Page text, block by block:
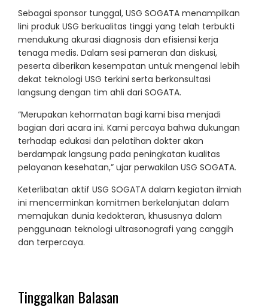
Sebagai sponsor tunggal, USG SOGATA menampilkan
lini produk USG berkualitas tinggi yang telah terbukti
mendukung akurasi diagnosis dan efisiensi kerja
tenaga medis. Dalam sesi pameran dan diskusi,
peserta diberikan kesempatan untuk mengenal lebih
dekat teknologi USG terkini serta berkonsultasi
langsung dengan tim ahli dari SOGATA.
“Merupakan kehormatan bagi kami bisa menjadi
bagian dari acara ini. Kami percaya bahwa dukungan
terhadap edukasi dan pelatihan dokter akan
berdampak langsung pada peningkatan kualitas
pelayanan kesehatan,” ujar perwakilan USG SOGATA.
Keterlibatan aktif USG SOGATA dalam kegiatan ilmiah
ini mencerminkan komitmen berkelanjutan dalam
memajukan dunia kedokteran, khususnya dalam
penggunaan teknologi ultrasonografi yang canggih
dan terpercaya.
Tinggalkan Balasan